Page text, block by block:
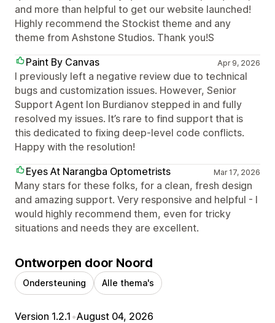
and more than helpful to get our website launched!
Highly recommend the Stockist theme and any
theme from Ashstone Studios. Thank you!S
Paint By Canvas
Apr 9, 2026
I previously left a negative review due to technical
bugs and customization issues. However, Senior
Support Agent Ion Burdianov stepped in and fully
resolved my issues. It’s rare to find support that is
this dedicated to fixing deep-level code conflicts.
Happy with the resolution!
Eyes At Narangba Optometrists
Mar 17, 2026
Many stars for these folks, for a clean, fresh design
and amazing support. Very responsive and helpful - I
would highly recommend them, even for tricky
situations and needs they are excellent.
Ontworpen door Noord
Ondersteuning Alle thema's
Version 1.2.1 •August 04, 2026